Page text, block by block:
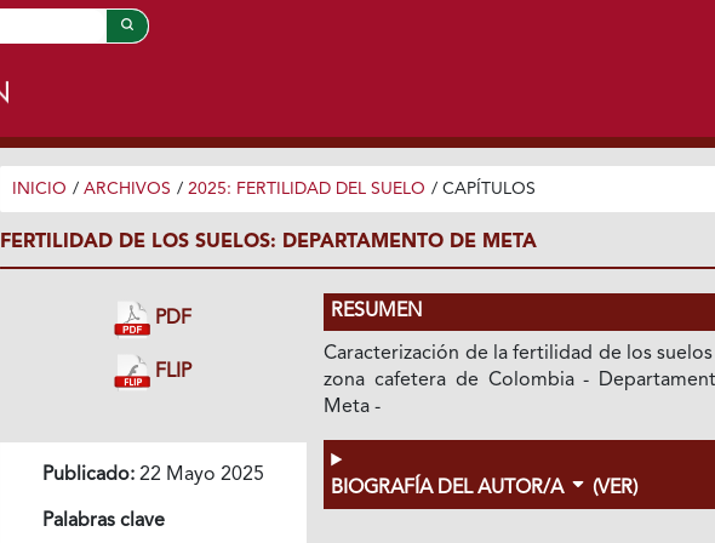
INICIO / ARCHIVOS / 2025: FERTILIDAD DEL SUELO / CAPÍTULOS
FERTILIDAD DE LOS SUELOS: DEPARTAMENTO DE META
PDF
FLIP
Publicado:22 Mayo 2025
Palabras clave
RESUMEN
Caracterización de la fertilidad de los
zona cafetera de Colombia -
Meta -
BIOGRAFÍA DEL AUTOR/A (VER)